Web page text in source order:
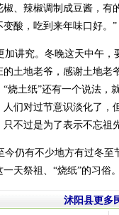
、辣椒调制成豆酱，
酸，吃到来年味口好。”
讲究。冬晚这天中午
土地老爷，感谢土地老
烧土纸”还有一个说法
们对过节意识淡化了，
不过是为了表示不忘祖
今仍有不少地方有过冬
天祭祖、“烧纸”的习俗。
沭阳县更多